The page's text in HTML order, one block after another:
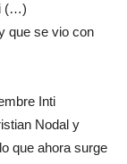
(…)
que se vio con
Inti
Nodal y
que ahora surge